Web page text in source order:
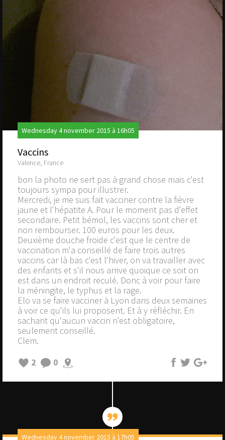
Wednesday 4 november 2015 à 16h05
Vaccins
Valence, France
bon la photo ne sert pas à grand chose mais c'est
toujours sympa pour illustrer.
Mercredi, je me suis fait vacciner contre la fièvre
jaune et l'hépatite A. Pour le moment pas d'effet
secondaire. Petit bémol, les vaccins sont cher et
non rembourser. 100 euros pour les deux.
Deuxième douche froide c'est que le centre de
vaccination m'a conseillé de faire trois autres
vaccins car là bas c'est l'hiver, on va travailler avec
des enfants et s'il nous arrive quoique ce soit on
est dans un endroit reculé. Donc à voir pour faire
la méningite, le typhus et la rage.
Elo va se faire vacciner à Lyon dans deux semaines
à voir ce qu'ils lui proposent. Et à y réfléchir. En
sachant qu'aucun vaccin n'est obligatoire,
seulement conseillé.
Clem.
2
0
Wednesday 4 november 2015 à 17h05